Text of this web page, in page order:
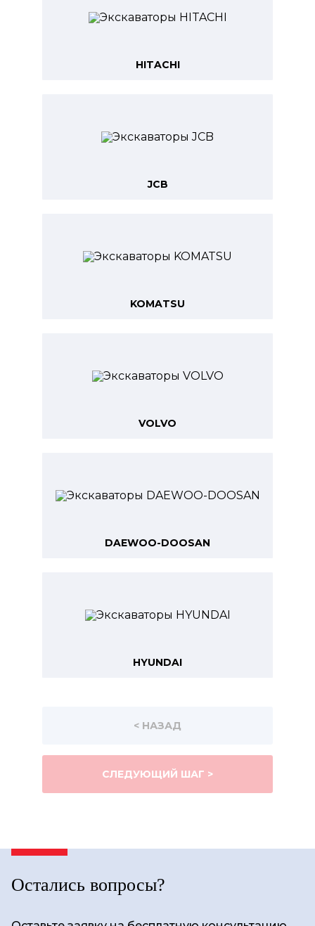
HITACHI
JCB
KOMATSU
VOLVO
DAEWOO-DOOSAN
HYUNDAI
< НАЗАД
СЛЕДУЮЩИЙ ШАГ >
Остались вопросы?